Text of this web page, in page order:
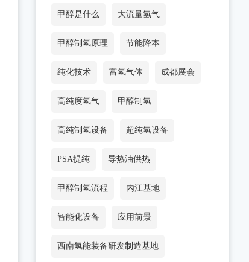
甲醇是什么 大流量氢气
甲醇制氢原理 节能降本
纯化技术 富氢气体 成都展会
高纯度氢气 甲醇制氢
高纯制氢设备 超纯氢设备
PSA提纯 导热油供热
甲醇制氢流程 内江基地
智能化设备 应用前景
西南氢能装备研发制造基地